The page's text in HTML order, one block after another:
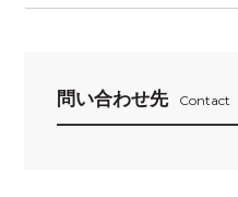
問い合わせ先 Contact